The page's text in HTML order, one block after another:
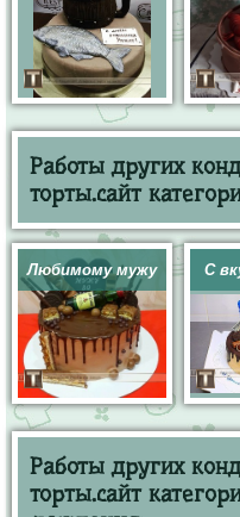
Работы других
торты.сайт
Любимому мужу С
Работы других
торты.сайт